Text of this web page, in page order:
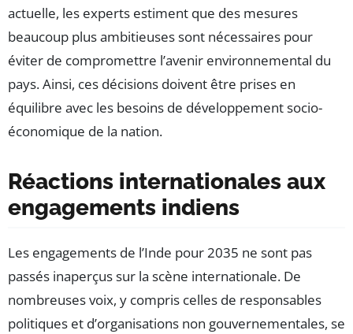
actuelle, les experts estiment que des mesures
beaucoup plus ambitieuses sont nécessaires pour
éviter de compromettre l’avenir environnemental du
pays. Ainsi, ces décisions doivent être prises en
équilibre avec les besoins de développement socio-
économique de la nation.
Réactions internationales aux
engagements indiens
Les engagements de l’Inde pour 2035 ne sont pas
passés inaperçus sur la scène internationale. De
nombreuses voix, y compris celles de responsables
politiques et d’organisations non gouvernementales, se